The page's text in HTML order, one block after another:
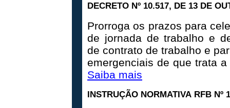
DECRETO Nº 10.517, DE 13 DE
Prorroga os prazos para
de jornada de trabalho e
de contrato de trabalho e
emergenciais de que trata
Saiba mais
INSTRUÇÃO NORMATIVA RFB Nº